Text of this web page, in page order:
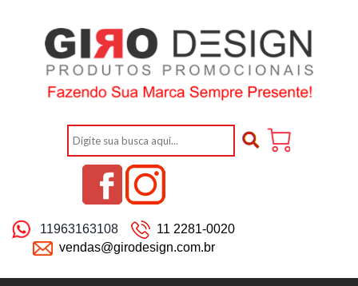
11963163108
11 2281-0020
vendas@girodesign.com.br